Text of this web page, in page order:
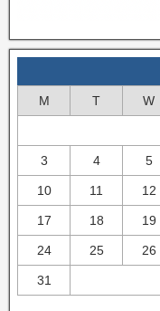
M T W
3 4 5
10 11 12
17 18 19
24 25 26
31